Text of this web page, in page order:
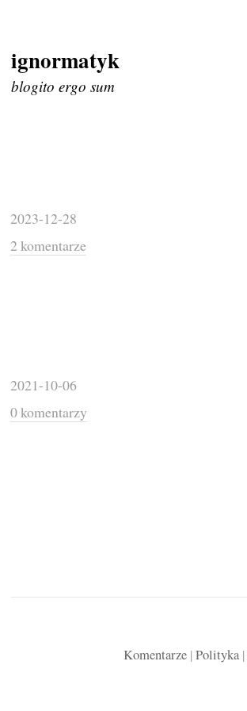
Skip
to
content
ignormatyk
blogito ergo sum
2023-12-28
2 komentarze
2021-10-06
0 komentarzy
Komentarze| Polityka|